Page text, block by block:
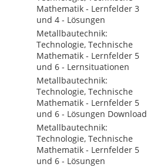
Mathematik - Lernfelder 3
und 4 - Lösungen
Metallbautechnik:
Technologie, Technische
Mathematik - Lernfelder 5
und 6 - Lernsituationen
Metallbautechnik:
Technologie, Technische
Mathematik - Lernfelder 5
und 6 - Lösungen Download
Metallbautechnik:
Technologie, Technische
Mathematik - Lernfelder 5
und 6 - Lösungen